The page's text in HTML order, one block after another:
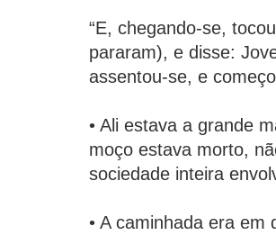
“E, chegando-se,
pararam), e disse:
assentou-se, e
• Ali estava a grande
moço estava morto,
sociedade inteira
• A caminhada era